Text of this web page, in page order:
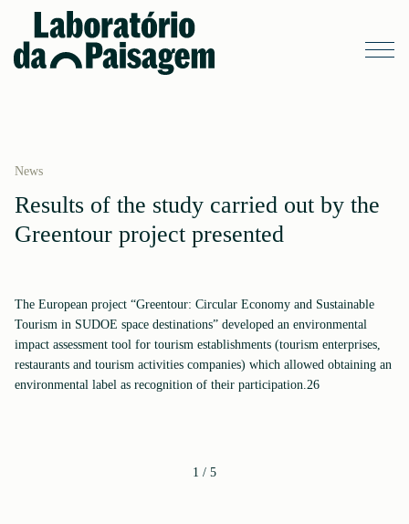
News
Results of the study carried out by the
Greentour project presented
The European project “Greentour: Circular Economy and Sustainable
Tourism in SUDOE space destinations” developed an environmental
impact assessment tool for tourism establishments (tourism enterprises,
restaurants and tourism activities companies) which allowed obtaining an
environmental label as recognition of their participation.26
1 / 5